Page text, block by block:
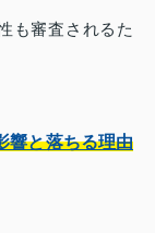
も審査されるた
響と落ちる理由